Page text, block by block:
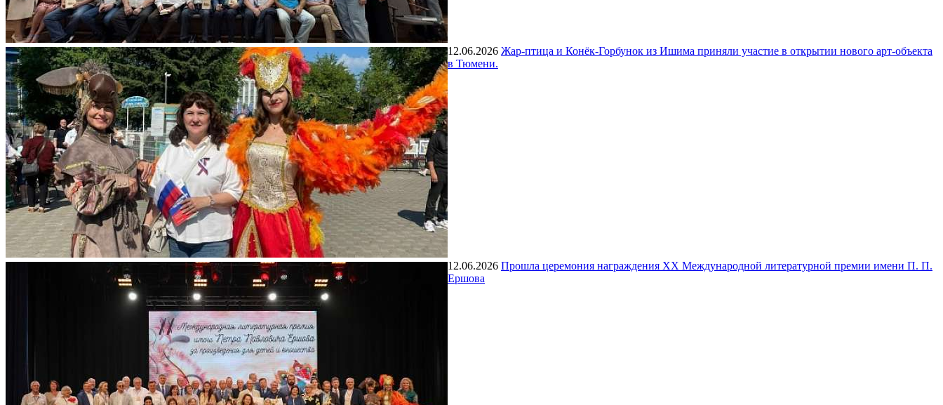
12.06.2026 Жар-птица и Конёк-Горбунок из Ишима приняли участие в открытии нового арт-объекта
в Тюмени.
12.06.2026 Прошла церемония награждения XX Международной литературной премии имени П. П.
Ершова